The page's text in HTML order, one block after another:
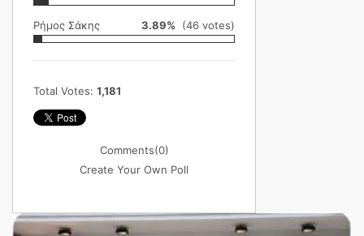
Ρήμος Σάκης 3.89% (46 votes)
Total Votes: 1,181
Comments(0)
Create Your Own Poll